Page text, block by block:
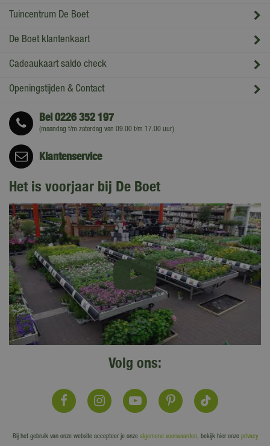
Tuincentrum De Boet
De Boet klantenkaart
Cadeaukaart saldo check
Openingstijden & Contact
Bel0226 352 197
(maandag t/m zaterdag van 09.00 t/m 17.00 uur)
Klantenservice
Het is voorjaar bij De Boet
Volg ons:
Bij het gebruik van onze website accepteer je onze algemene voorwaarden, bekijk hier onze privacy